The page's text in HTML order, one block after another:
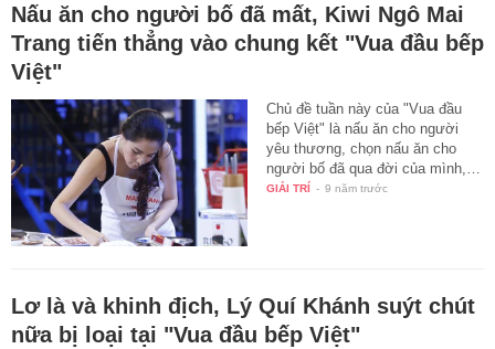
Nấu ăn cho người bố đã mất, Kiwi Ngô Mai
Trang tiến thẳng vào chung kết "Vua đầu bếp
Việt"
Chủ đề tuần này của "Vua đầu
bếp Việt" là nấu ăn cho người
yêu thương, chọn nấu ăn cho
người bố đã qua đời của mình,…
GIẢI TRÍ - 9 năm trước
Lơ là và khinh địch, Lý Quí Khánh suýt chút
nữa bị loại tại "Vua đầu bếp Việt"